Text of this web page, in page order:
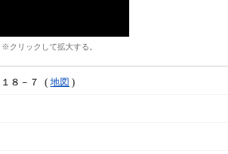
※クリックして拡大する。
８－７ 地図